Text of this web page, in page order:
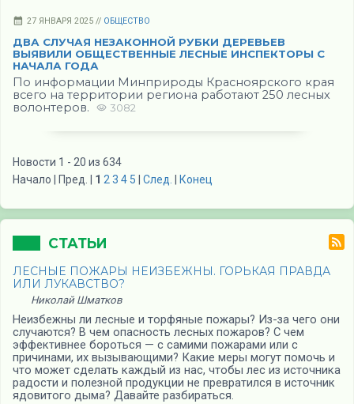
27 ЯНВАРЯ 2025 // ОБЩЕСТВО
ДВА СЛУЧАЯ НЕЗАКОННОЙ РУБКИ ДЕРЕВЬЕВ
ВЫЯВИЛИ ОБЩЕСТВЕННЫЕ ЛЕСНЫЕ ИНСПЕКТОРЫ С
НАЧАЛА ГОДА
По информации Минприроды Красноярского края
всего на территории региона работают 250 лесных
волонтеров.
3082
Новости 1 - 20 из 634
Начало | Пред. | 1 2 3 4 5 След. Конец
СТАТЬИ
ЛЕСНЫЕ ПОЖАРЫ НЕИЗБЕЖНЫ. ГОРЬКАЯ ПРАВДА
ИЛИ ЛУКАВСТВО?
Николай Шматков
Неизбежны ли лесные и торфяные пожары? Из-за чего они
случаются? В чем опасность лесных пожаров? С чем
эффективнее бороться — с самими пожарами или с
причинами, их вызывающими? Какие меры могут помочь и
что может сделать каждый из нас, чтобы лес из источника
радости и полезной продукции не превратился в источник
ядовитого дыма? Давайте разбираться.